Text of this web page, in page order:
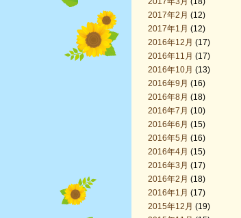
2017年2月 (12)
2017年1月 (12)
2016年12月 (17)
2016年11月 (17)
2016年10月 (13)
2016年9月 (16)
2016年8月 (18)
2016年7月 (10)
2016年6月 (15)
2016年5月 (16)
2016年4月 (15)
2016年3月 (17)
2016年2月 (18)
2016年1月 (17)
2015年12月 (19)